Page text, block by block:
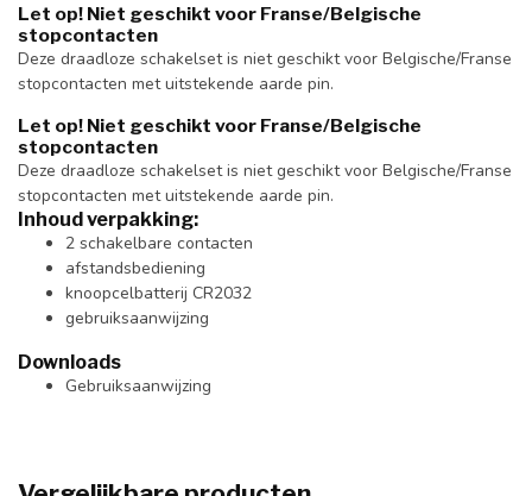
Let op! Niet geschikt voor Franse/Belgische
stopcontacten
Deze draadloze schakelset is niet geschikt voor Belgische/Franse
stopcontacten met uitstekende aarde pin.
Let op! Niet geschikt voor Franse/Belgische
stopcontacten
Deze draadloze schakelset is niet geschikt voor Belgische/Franse
stopcontacten met uitstekende aarde pin.
Inhoud verpakking:
2 schakelbare contacten
afstandsbediening
knoopcelbatterij CR2032
gebruiksaanwijzing
Downloads
Gebruiksaanwijzing